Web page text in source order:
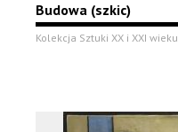
Budowa (szkic)
Kolekcja Sztuki XX i XXI wieku